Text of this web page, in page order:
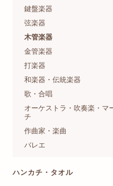
鍵盤楽器
弦楽器
木管楽器
金管楽器
打楽器
和楽器・伝統楽器
歌・合唱
オーケストラ・吹奏楽・マ
チ
作曲家・楽曲
バレエ
ハンカチ・タオル